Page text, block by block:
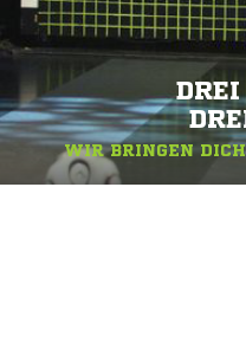
WIR BRINGEN